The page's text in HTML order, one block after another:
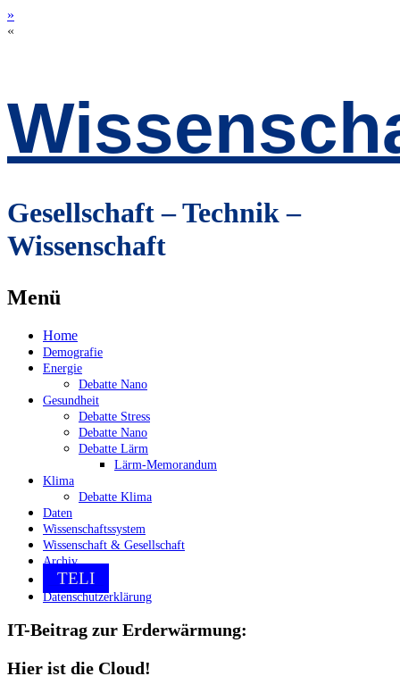
»
«
Gesellschaft – Technik –
Wissenschaft
Menü
Zum
Inhalt
springen
Home
Demografie
Energie
Debatte Nano
Gesundheit
Debatte Stress
Debatte Nano
Debatte Lärm
Lärm-Memorandum
Klima
Debatte Klima
Daten
Wissenschaftssystem
Wissenschaft & Gesellschaft
Archiv
TELI
Datenschutzerklärung
IT-Beitrag zur Erderwärmung:
Hier ist die Cloud!